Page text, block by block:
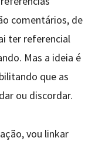
comentários, de
ter referencial
Mas a ideia é
que as
ou discordar.
vou linkar